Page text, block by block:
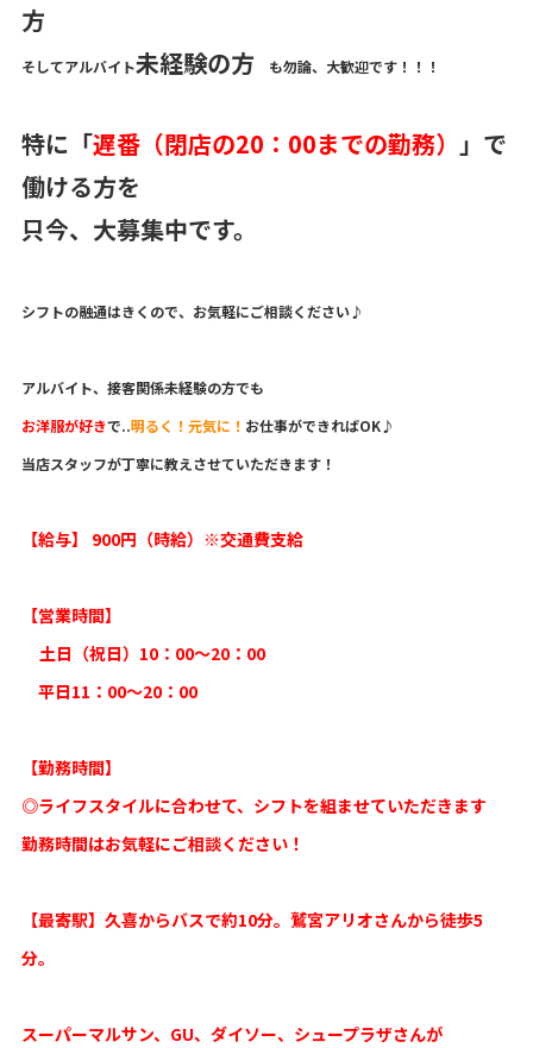
方
そしてアルバイト未経験の方 も勿論、大歓迎です！！！
特に「遅番（閉店の20：00までの勤務） 」で
働ける方を
只今、大募集中です。
シフトの融通はきくので、お気軽にご相談ください♪
アルバイト、接客関係未経験の方でも
お洋服が好きで..明るく！元気に！ お仕事ができればOK♪
当店スタッフが丁寧に教えさせていただきます！
【給与】 900円（時給）※交通費支給
【営業時間】
土日（祝日）10：00〜20：00
平日11：00〜20：00
【勤務時間】
◎ライフスタイルに合わせて、シフトを組ませていただきます
勤務時間はお気軽にご相談ください！
【最寄駅】久喜からバスで約10分。鷲宮アリオさんから徒歩5
分。
スーパーマルサン、GU、ダイソー、シュープラザさんが